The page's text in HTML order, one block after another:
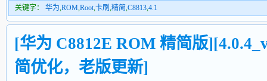
关键字： 华为,ROM,Root,卡刷 ,精简,C8813,4.1
[华为 C8812E ROM 精简版
简优化，老版更新]